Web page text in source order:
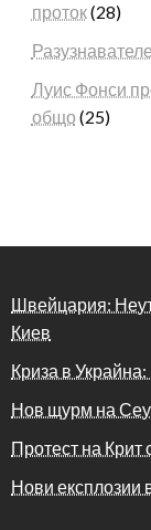
проток(28)
Луис Фонси
общо (25)
Швейцария:
Киев
Криза в
Нов щурм на
Протест на Крит
Нови експлозии